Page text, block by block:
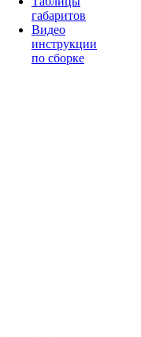
габаритов
Видео
инструкции
по сборке